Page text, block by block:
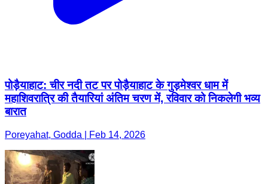
पोड़ैयाहाट: चीर नदी तट पर पोड़ैयाहाट के गुड़मेश्वर धाम में
महाशिवरात्रि की तैयारियां अंतिम चरण में, रविवार को निकलेगी भव्य
बारात
Poreyahat, Godda | Feb 14, 2026